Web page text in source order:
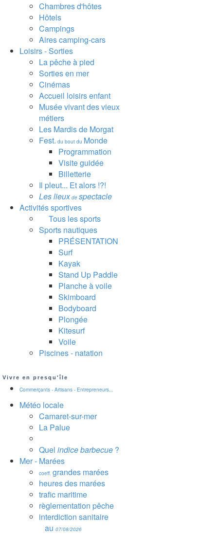
Chambres d'hôtes
Hôtels
Campings
Aires camping-cars
Loisirs - Sorties
La pêche à pied
Sorties en mer
Cinémas
Accueil loisirs enfant
Musée vivant des vieux
métiers
Les Mardis de Morgat
Fest. du bout du Monde
Programmation
Visite guidée
Billetterie
Il pleut... Et alors !?!
Les lieuxde spectacle
Activités sportives
Tous les sports
Sports nautiques
PRÉSENTATION
Surf
Kayak
Stand Up Paddle
Planche à voile
Skimboard
Bodyboard
Plongée
Kitesurf
Voile
Piscines - natation
Vivre en presqu'île
Commerçants - Artisans - Entrepreneurs...
Météo locale
Camaret-sur-mer
La Palue
Quel indice barbecue ?
Mer - Marées
coeff. grandes marées
heures des marées
trafic maritime
règlementation pêche
interdiction sanitaire
au 07/08/2026